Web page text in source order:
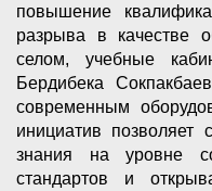
повышение
разрыва в качестве
селом, учебные
Бердибека
современным
инициатив позволяет
знания на уровне
стандартов и